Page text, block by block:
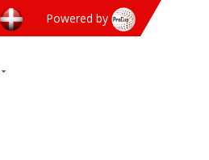
Powered by